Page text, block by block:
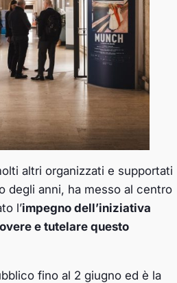
altri organizzati e supportati
degli anni, ha messo al centro
l’impegno dell’iniziativa
e tutelare questo
fino al 2 giugno ed è la